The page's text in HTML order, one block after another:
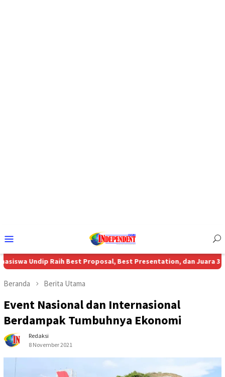
Mobile
Raih Best Proposal, Best Presentation, dan Juara 3 Nasional
Beranda Berita Utama
Event Nasional dan Internasional
Berdampak Tumbuhnya Ekonomi
Redaksi
8 November 2021